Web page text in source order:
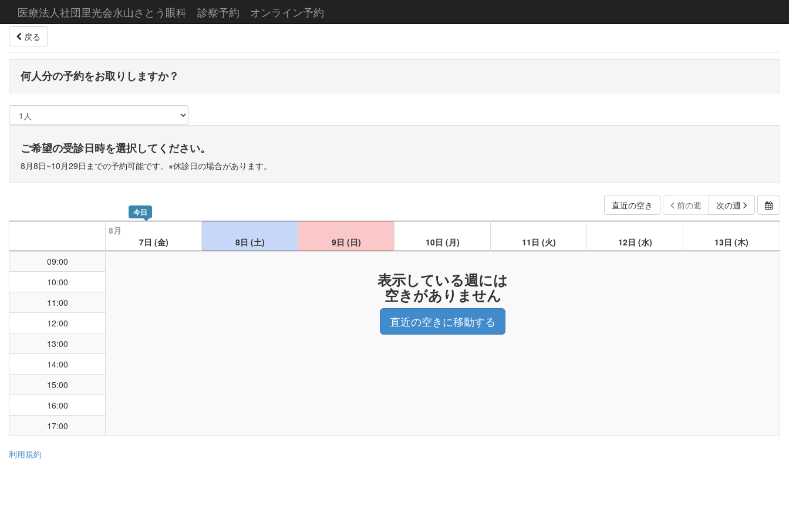
医療法人社団里光会永山さとう眼科 診察予約 オンライン予約
戻る
何人分の予約をお取りしますか？
ご希望の受診日時を選択してください。
8月8日~10月29日までの予約可能です。※休診日の場合があります。
直近の空き 前の週 次の週
今日
8月
7日 (金) 8日 (土) 9日 (日) 10日 (月) 11日 (火) 12日 (水) 13日 (木)
09:00
表示している週には
空きがありません
直近の空きに移動する
10:00
11:00
12:00
13:00
14:00
15:00
16:00
17:00
利用規約